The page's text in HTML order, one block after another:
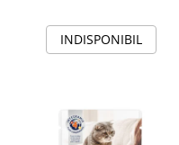
INDISPONIBIL